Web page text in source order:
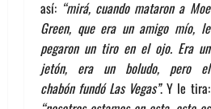
así: “mirá, cuando mataron a Moe
Green, que era un amigo mío, le
pegaron un tiro en el ojo. Era un
jetón, era un boludo, pero el
chabón fundó Las Vegas”. Y le tira: